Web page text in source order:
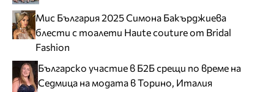
Мис България 2025 Симона Бакърджиева
блести с тоалети Haute couture от Bridal
Fashion
Българско участие в Б2Б срещи по време на
Седмица на модата в Торино, Италия